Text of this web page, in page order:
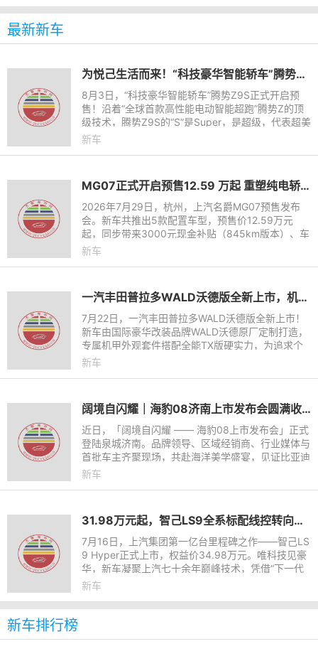
最新新车
为悦己生活而来！“科技豪华智能轿车”腾势Z9S开启预售
8月3日，“科技豪华智能轿车”腾势Z9S正式开启预
售！沿着“全球首款高性能电动智能超跑”腾势Z的顶
级技术，腾势Z9S的“S”是Super，是超级，代表超美
颜值、超长续航、超强驾控和超级智能，为悦己生活
新车
MG07正式开启预售12.59 万起 重塑纯电轿跑市场新标杆
2026年7月29日，杭州，上汽名爵MG07预售发布
会。新车共推出5款配置车型，预售价12.59万元
起，同步带来3000元现金补贴（845km版本）、车
漆配色免费选、高阶辅助驾驶免费送等诸多小订权
新车
一汽丰田普拉多WALD沃德版全新上市，机甲风格，硬核来袭！
7月22日，一汽丰田普拉多WALD沃德版全新上市！
新车由国际豪华改装品牌WALD沃德原厂定制打造，
专属机甲外观套件搭配全能TX版硬实力，为追求个
性的玩家带来官方定制硬派越野新选择，官方指导价
新车
阔境自闪耀｜海豹08济南上市发布会圆满收官
近日，「阔境自闪耀 —— 海豹08上市发布会」正式
登陆泉城济南。品牌领导、区域经销商、行业媒体与
首批车主齐聚现场，共赴海洋美学盛宴，见证比亚迪
海豹08携全系硬核配置亮相当地市场，以舒奢空
新车
31.98万元起，智己LS9全系标配线控转向，智己LS9 Hyper震撼上市
7月16日，上汽集团第一亿台里程碑之作——智己LS
9 Hyper正式上市，权益价34.98万元。唯科技见豪
华，新车凝聚上汽七十余年巅峰技术，凭借“下一代
全线控数字底盘、下一代全域800V高压可油可电平
新车
新车排行榜